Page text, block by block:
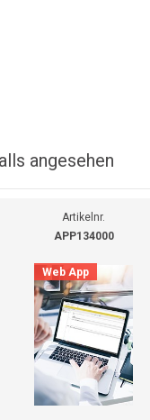
angesehen
Artikelnr.
APP134000
Web App